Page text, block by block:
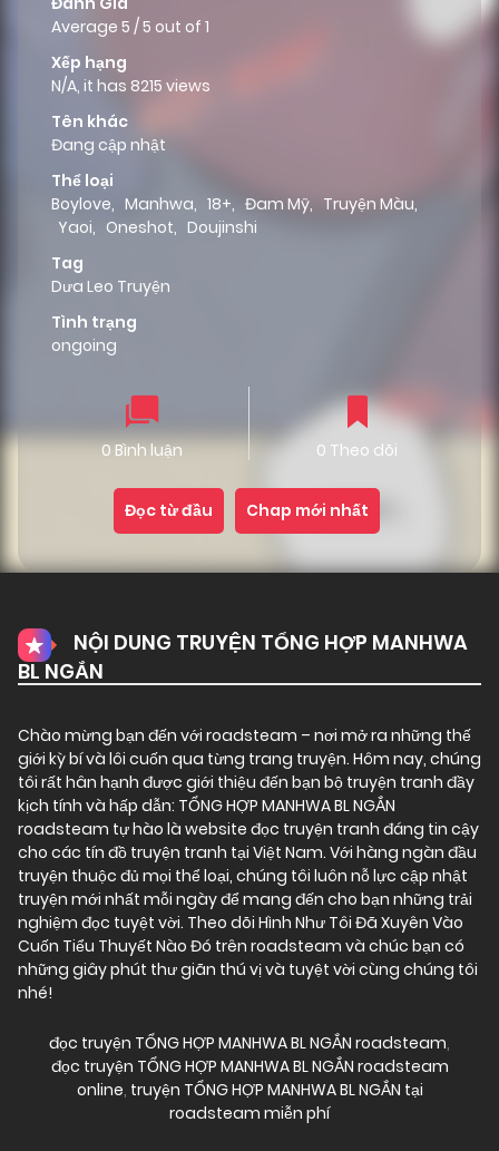
Average 5 /5 out of 1
Xếp hạng
N/A, it has 8215 views
Tên khác
Đang cập nhật
Thể loại
Boylove, Manhwa, 18+, Đam Mỹ, Truyện Màu,
Yaoi, Oneshot, Doujinshi
Tag
Dưa Leo Truyện
Tình trạng
ongoing
0 Bình luận 0 Theo dõi
Đọc từ đầu Chap mới nhất
NỘI DUNG TRUYỆN TỔNG HỢP MANHWA
BL NGẮN
Chào mừng bạn đến với roadsteam – nơi mở ra những thế
giới kỳ bí và lôi cuốn qua từng trang truyện. Hôm nay, chúng
tôi rất hân hạnh được giới thiệu đến bạn bộ truyện tranh đầy
kịch tính và hấp dẫn: TỔNG HỢP MANHWA BL NGẮN
roadsteam tự hào là website đọc truyện tranh đáng tin cậy
cho các tín đồ truyện tranh tại Việt Nam. Với hàng ngàn đầu
truyện thuộc đủ mọi thể loại, chúng tôi luôn nỗ lực cập nhật
truyện mới nhất mỗi ngày để mang đến cho bạn những trải
nghiệm đọc tuyệt vời. Theo dõi Hình Như Tôi Đã Xuyên Vào
Cuốn Tiểu Thuyết Nào Đó trên roadsteam và chúc bạn có
những giây phút thư giãn thú vị và tuyệt vời cùng chúng tôi
nhé!
đọc truyện TỔNG HỢP MANHWA BL NGẮN roadsteam,
đọc truyện TỔNG HỢP MANHWA BL NGẮN roadsteam
online, truyện TỔNG HỢP MANHWA BL NGẮN tại
roadsteam miễn phí